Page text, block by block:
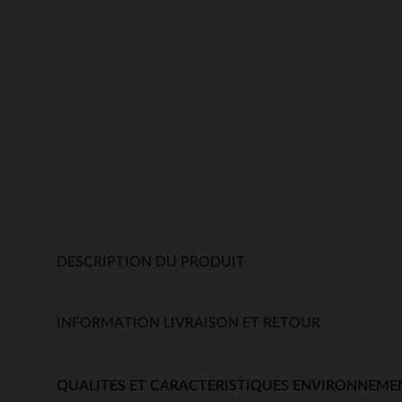
DESCRIPTION DU PRODUIT
INFORMATION LIVRAISON ET RETOUR
QUALITES ET CARACTERISTIQUES